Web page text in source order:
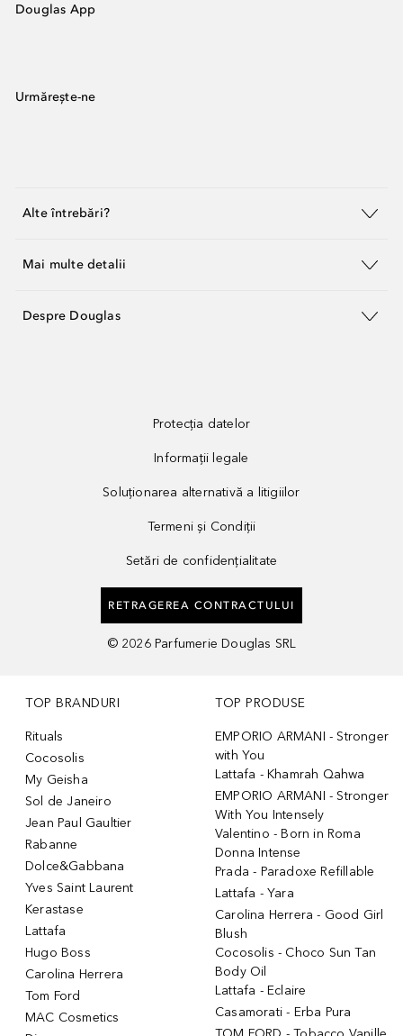
Douglas App
Urmărește-ne
Alte întrebări?
Mai multe detalii
Despre Douglas
Protecția datelor
Informații legale
Soluționarea alternativă a litigiilor
Termeni și Condiții
Setări de confidențialitate
RETRAGEREA CONTRACTULUI
© 2026 Parfumerie Douglas SRL
TOP BRANDURI
Rituals
Cocosolis
My Geisha
Sol de Janeiro
Jean Paul Gaultier
Rabanne
Dolce&Gabbana
Yves Saint Laurent
Kerastase
Lattafa
Hugo Boss
Carolina Herrera
Tom Ford
MAC Cosmetics
TOP PRODUSE
EMPORIO ARMANI - Stronger
with You
Lattafa - Khamrah Qahwa
EMPORIO ARMANI - Stronger
With You Intensely
Valentino - Born in Roma
Donna Intense
Prada - Paradoxe Refillable
Lattafa - Yara
Carolina Herrera - Good Girl
Blush
Cocosolis - Choco Sun Tan
Body Oil
Lattafa - Eclaire
Casamorati - Erba Pura